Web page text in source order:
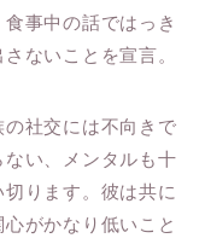
事中の話ではっき
ないことを宣言。
社交には不向きで
い、メンタルも十
ります。彼は共に
がかなり低いこと